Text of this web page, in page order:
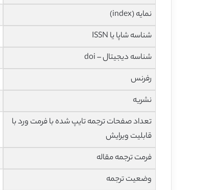
نمایه (index)
شناسه شاپا یا ISSN
شناسه دیجیتال – doi
رفرنس
نشریه
تعداد صفحات ترجمه تایپ شده با فرمت ورد با
قابلیت ویرایش
فرمت ترجمه مقاله
وضعیت ترجمه